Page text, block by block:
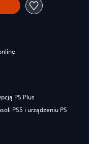
PS Plus
PS5 i urządzeniu PS